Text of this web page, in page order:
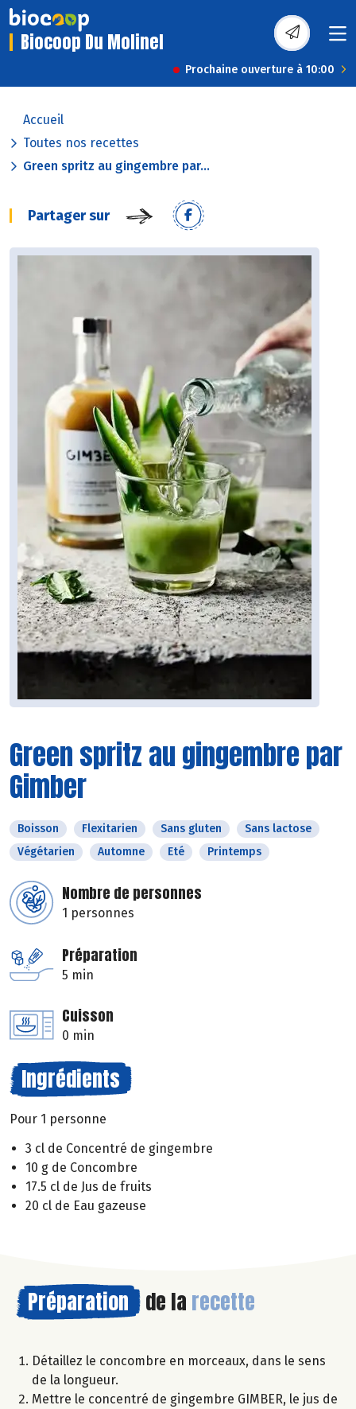
Biocoop Du Molinel
Prochaine ouverture à 10:00
Accueil
Toutes nos recettes
Green spritz au gingembre par...
Partager sur
Green spritz au gingembre par
Gimber
Boisson Flexitarien Sans gluten
Sans lactose
Végétarien
Automne Eté Printemps
Nombre de personnes
1 personnes
Préparation
5 min
Cuisson
0 min
Ingrédients
Pour 1 personne
3 cl de Concentré de gingembre
10 g de Concombre
17.5 cl de Jus de fruits
20 cl de Eau gazeuse
Préparation de la recette
Détaillez le concombre en morceaux, dans le sens
de la longueur.
Mettre le concentré de gingembre GIMBER, le jus de